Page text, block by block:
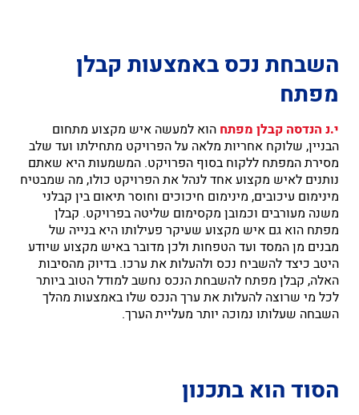
השבחת נכס באמצעות קבלן
מפתח
י.נ הנדסה קבלן מפתח הוא למעשה איש מקצוע מתחום
הבניין, שלוקח אחריות מלאה על הפרויקט מתחילתו ועד שלב
מסירת המפתח ללקוח בסוף הפרויקט. המשמעות היא שאתם
נותנים לאיש מקצוע אחד לנהל את הפרויקט כולו, מה שמבטיח
מינימום עיכובים, מינימום חיכוכים וחוסר תיאום בין קבלני
משנה מעורבים וכמובן מקסימום שליטה בפרויקט. קבלן
מפתח הוא גם איש מקצוע שעיקר פעילותו היא בנייה של
מבנים מן המסד ועד הטפחות ולכן מדובר באיש מקצוע שיודע
היטב כיצד להשביח נכס ולהעלות את ערכו. בדיוק מהסיבות
האלה, קבלן מפתח להשבחת הנכס נחשב למודל הטוב ביותר
לכל מי שרוצה להעלות את ערך הנכס שלו באמצעות מהלך
השבחה שעלותו נמוכה יותר מעליית הערך.
הסוד הוא בתכנון